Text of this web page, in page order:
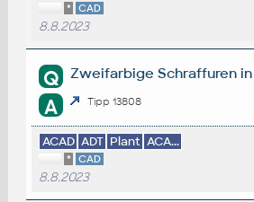
* CAD
8.8.2023
Q Zweifarbige Schraffuren in
A Tipp 13808
ACAD ADT Plant ACA...
* CAD
8.8.2023